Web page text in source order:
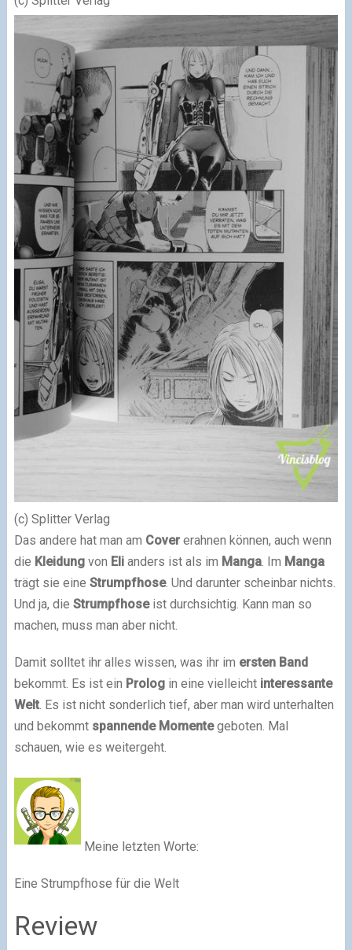
(c) Splitter Verlag
Das andere hat man am Covererahnen können, auch wenn
die Kleidungvon Elianders ist als im Manga. Im Manga
trägt sie eine Strumpfhose. Und darunter scheinbar nichts.
Und ja, die Strumpfhoseist durchsichtig. Kann man so
machen, muss man aber nicht.
Damit solltet ihr alles wissen, was ihr im ersten Band
bekommt. Es ist ein Prologin eine vielleicht interessante
Welt. Es ist nicht sonderlich tief, aber man wird unterhalten
und bekommt spannende Momentegeboten. Mal
schauen, wie es weitergeht.
Meine letzten Worte:
Eine Strumpfhose für die Welt
Review